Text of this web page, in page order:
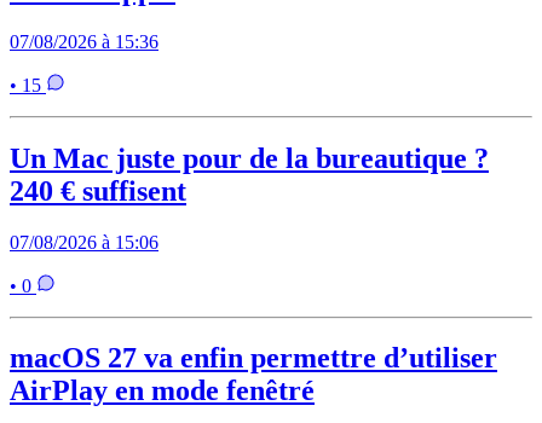
07/08/2026 à 15:36
• 15
Un Mac juste pour de la bureautique ?
240 € suffisent
07/08/2026 à 15:06
• 0
macOS 27 va enfin permettre d’utiliser
AirPlay en mode fenêtré